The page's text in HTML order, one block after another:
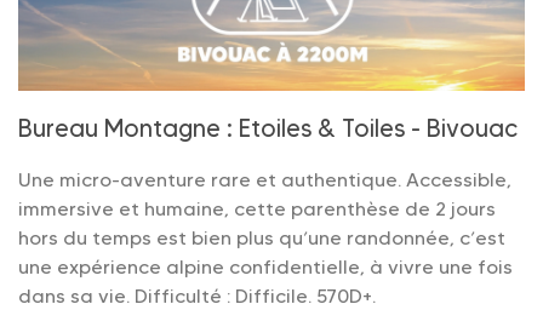
Bureau Montagne : Etoiles & Toiles - Bivouac
Une micro-aventure rare et authentique. Accessible,
immersive et humaine, cette parenthèse de 2 jours
hors du temps est bien plus qu’une randonnée, c’est
une expérience alpine confidentielle, à vivre une fois
dans sa vie. Difficulté : Difficile. 570D+.